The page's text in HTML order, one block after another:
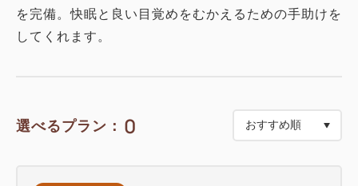
を完備。快眠と良い目覚めをむかえるための手助けを
してくれます。
選べるプラン： 0